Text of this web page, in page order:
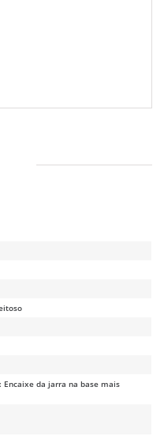
Encaixe da jarra na base mais